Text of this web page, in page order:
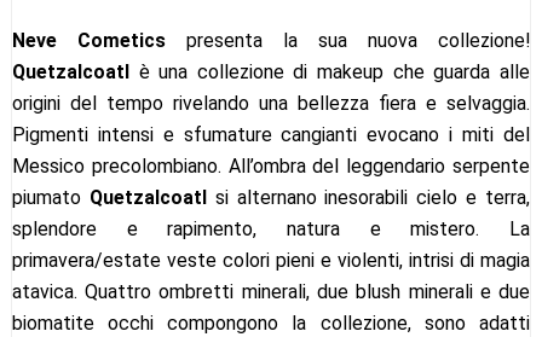
Neve Cometics presenta la sua nuova collezione!
Quetzalcoatl
è una collezione di makeup che guarda alle
origini del tempo rivelando una bellezza fiera e selvaggia.
Pigmenti intensi e sfumature cangianti evocano i miti del
Messico precolombiano. All’ombra del leggendario serpente
piumato Quetzalcoatl
si alternano inesorabili cielo e terra,
splendore e rapimento, natura e mistero. La
primavera/estate veste colori pieni e violenti, intrisi di magia
atavica. Quattro ombretti minerali, due blush minerali e due
biomatite occhi compongono la collezione, sono adatti